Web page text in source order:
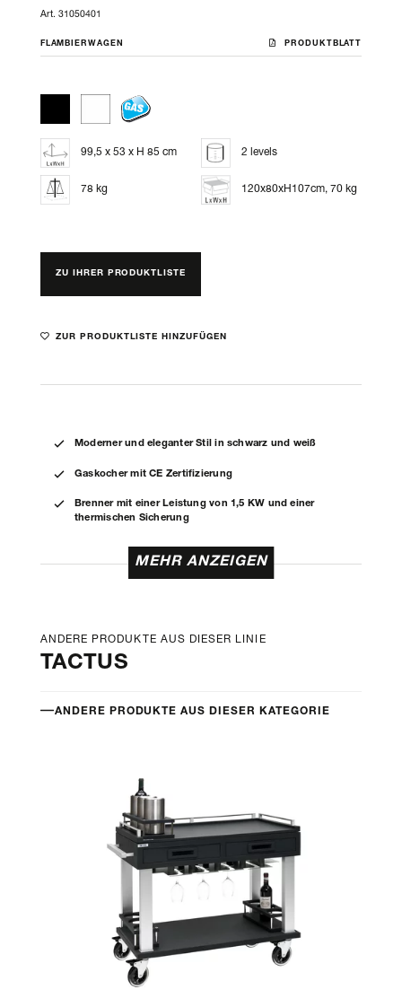
Art. 31050401
FLAMBIERWAGEN PRODUKTBLATT
99,5 x 53 x H 85 cm 2 levels
78 kg 120x80xH107cm, 70 kg
ZU IHRER PRODUKTLISTE
ZUR PRODUKTLISTE HINZUFÜGEN
Moderner und eleganter Stil in schwarz und weiß
Gaskocher mit CE Zertifizierung
Brenner mit einer Leistung von 1,5 KW und einer
thermischen Sicherung
MEHR ANZEIGEN
ANDERE PRODUKTE AUS DIESER LINIE
TACTUS
ANDERE PRODUKTE AUS DIESER KATEGORIE